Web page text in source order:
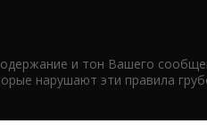
и тон Вашего
нарушают эти правила